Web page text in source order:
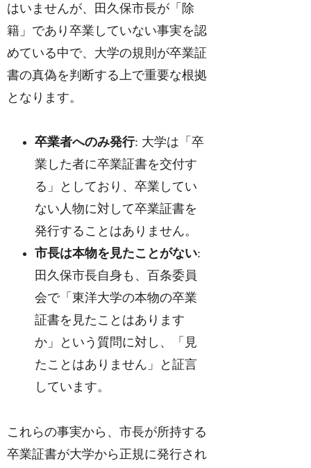
はいませんが、田久保市長が「除
籍」であり卒業していない事実を認
めている中で、大学の規則が卒業証
書の真偽を判断する上で重要な根拠
となります。
卒業者へのみ発行: 大学は「卒
業した者に卒業証書を交付す
る」としており、卒業してい
ない人物に対して卒業証書を
発行することはありません。
市長は本物を見たことがない:
田久保市長自身も、百条委員
会で「東洋大学の本物の卒業
証書を見たことはあります
か」という質問に対し、「見
たことはありません」と証言
しています。
これらの事実から、市長が所持する
卒業証書が大学から正規に発行され